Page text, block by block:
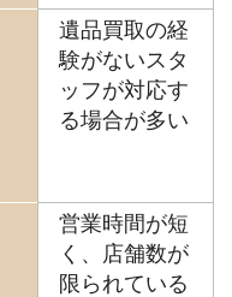
遺品買取の経
験がないスタ
ッフが対応す
る場合が多い
営業時間が短
く、店舗数が
限られている